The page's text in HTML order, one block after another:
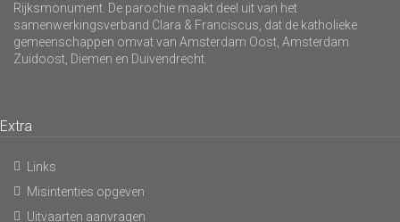
Rijksmonument. De parochie maakt deel uit van het
samenwerkingsverband Clara & Franciscus, dat de katholieke
gemeenschappen omvat van Amsterdam Oost, Amsterdam
Zuidoost, Diemen en Duivendrecht.
Extra
Links
Misintenties opgeven
Uitvaarten aanvragen